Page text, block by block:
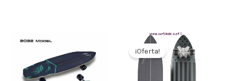
¡Oferta!
El
precio
original
era:
270,00€.